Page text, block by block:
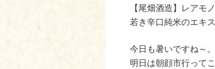
【尾畑酒造】レアモ
若き辛口純米のエキ
今日も暑いですね～。
明日は朝顔市行って